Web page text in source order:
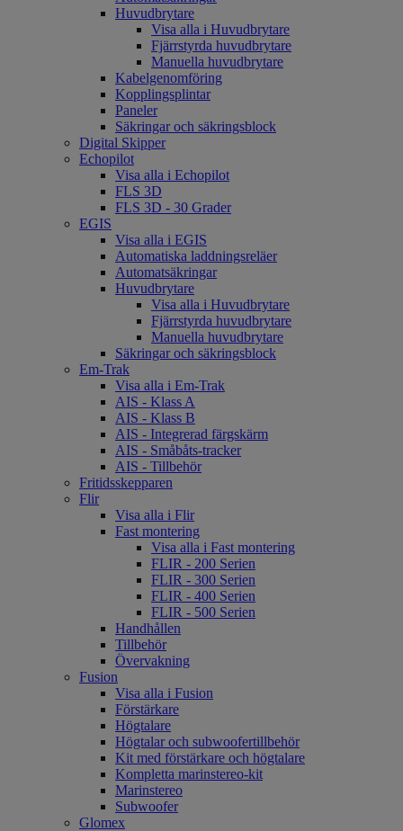
Huvudbrytare
Visa alla i Huvudbrytare
Fjärrstyrda huvudbrytare
Manuella huvudbrytare
Kabelgenomföring
Kopplingsplintar
Paneler
Säkringar och säkringsblock
Digital Skipper
Echopilot
Visa alla i Echopilot
FLS 3D
FLS 3D - 30 Grader
EGIS
Visa alla i EGIS
Automatiska laddningsreläer
Automatsäkringar
Huvudbrytare
Visa alla i Huvudbrytare
Fjärrstyrda huvudbrytare
Manuella huvudbrytare
Säkringar och säkringsblock
Em-Trak
Visa alla i Em-Trak
AIS - Klass A
AIS - Klass B
AIS - Integrerad färgskärm
AIS - Småbåts-tracker
AIS - Tillbehör
Fritidsskepparen
Flir
Visa alla i Flir
Fast montering
Visa alla i Fast montering
FLIR - 200 Serien
FLIR - 300 Serien
FLIR - 400 Serien
FLIR - 500 Serien
Handhållen
Tillbehör
Övervakning
Fusion
Visa alla i Fusion
Förstärkare
Högtalare
Högtalar och subwoofertillbehör
Kit med förstärkare och högtalare
Kompletta marinstereo-kit
Marinstereo
Subwoofer
Glomex